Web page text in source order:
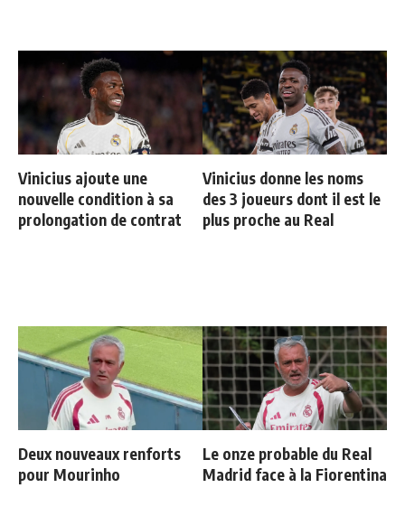
Vinicius ajoute une
nouvelle condition à sa
prolongation de contrat
Vinicius donne les noms
des 3 joueurs dont il est le
plus proche au Real
Deux nouveaux renforts
pour Mourinho
Le onze probable du Real
Madrid face à la Fiorentina